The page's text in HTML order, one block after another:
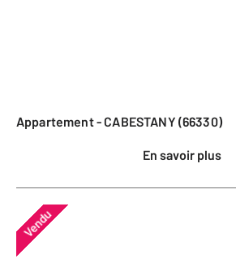
Appartement - CABESTANY (66330)
En savoir plus
Vendu